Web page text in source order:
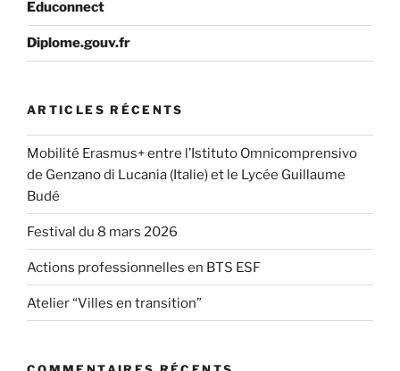
Educonnect
Diplome.gouv.fr
ARTICLES RÉCENTS
Mobilité Erasmus+ entre l’Istituto Omnicomprensivo
de Genzano di Lucania (Italie) et le Lycée Guillaume
Budé
Festival du 8 mars 2026
Actions professionnelles en BTS ESF
Atelier “Villes en transition”